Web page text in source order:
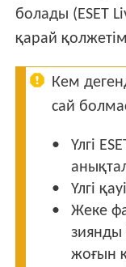
болады (ESET
қарай
Кем
сай
Үлгі
Үлгі
Жеке
зиянды
жоғын